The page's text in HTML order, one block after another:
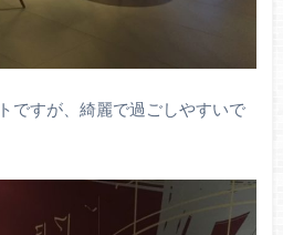
ですが、綺麗で過ごしやすいで